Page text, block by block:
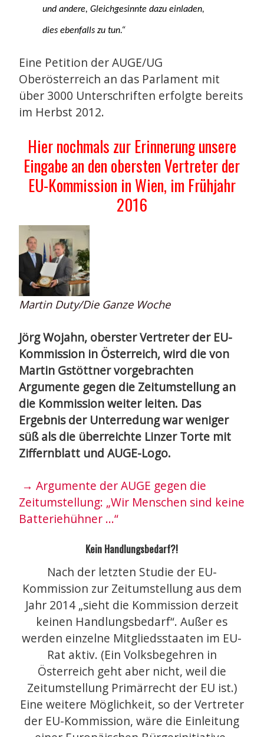
und andere, Gleichgesinnte dazu einladen,
dies ebenfalls zu tun.“
Eine Petition der AUGE/UG
Oberösterreich an das Parlament mit
über 3000 Unterschriften erfolgte bereits
im Herbst 2012.
Hier nochmals zur Erinnerung unsere
Eingabe an den obersten Vertreter der
EU-Kommission in Wien, im Frühjahr
2016
Martin Duty/Die Ganze Woche
Jörg Wojahn, oberster Vertreter der EU-
Kommission in Österreich, wird die von
Martin Gstöttner vorgebrachten
Argumente gegen die Zeitumstellung an
die Kommission weiter leiten. Das
Ergebnis der Unterredung war weniger
süß als die überreichte Linzer Torte mit
Ziffernblatt und AUGE-Logo.
→ Argumente der AUGE gegen die
Zeitumstellung: „Wir Menschen sind keine
Batteriehühner …“
Kein Handlungsbedarf?!
Nach der letzten Studie der EU-
Kommission zur Zeitumstellung aus dem
Jahr 2014 „sieht die Kommission derzeit
keinen Handlungsbedarf“. Außer es
werden einzelne Mitgliedsstaaten im EU-
Rat aktiv. (Ein Volksbegehren in
Österreich geht aber nicht, weil die
Zeitumstellung Primärrecht der EU ist.)
Eine weitere Möglichkeit, so der Vertreter
der EU-Kommission, wäre die Einleitung